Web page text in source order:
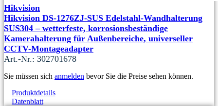
Hikvision
Hikvision DS-1276ZJ-SUS Edelstahl-Wandhalterung
SUS304 – wetterfeste, korrosionsbeständige
Kamerahalterung für Außenbereiche, universeller
CCTV-Montageadapter
Art.-Nr.: 302701678
Sie müssen sich anmelden bevor Sie die Preise sehen können.
Produktdetails
Datenblatt